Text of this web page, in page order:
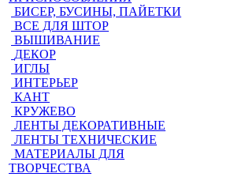
БИСЕР, БУСИНЫ, ПАЙЕТКИ
ВСЕ ДЛЯ ШТОР
ВЫШИВАНИЕ
ДЕКОР
ИГЛЫ
ИНТЕРЬЕР
КАНТ
КРУЖЕВО
ЛЕНТЫ ДЕКОРАТИВНЫЕ
ЛЕНТЫ ТЕХНИЧЕСКИЕ
МАТЕРИАЛЫ ДЛЯ
ТВОРЧЕСТВА